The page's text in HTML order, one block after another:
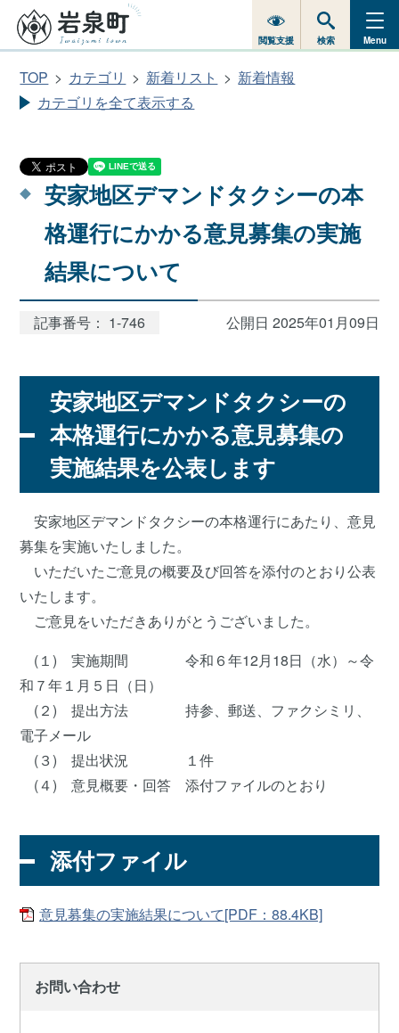
閲覧支援 検索 Menu
TOP カテゴリ 新着リスト
新着情報
カテゴリを全て表示する
安家地区デマンドタクシーの本
格運行にかかる意見募集の実施
結果について
記事番号： 1-746 公開日 2025年01月09日
安家地区デマンドタクシーの
本格運行にかかる意見募集の
実施結果を公表します
安家地区デマンドタクシーの本格運行にあたり、意見
募集を実施いたしました。
いただいたご意見の概要及び回答を添付のとおり公表
いたします。
ご意見をいただきありがとうございました。
(１) 実施期間 令和６年12月18日（水）～令
和７年１月５日（日）
(２) 提出方法 持参、郵送、ファクシミリ、
電子メール
(３) 提出状況 １件
(４) 意見概要・回答 添付ファイルのとおり
添付ファイル
意見募集の実施結果について[PDF：88.4KB]
お問い合わせ